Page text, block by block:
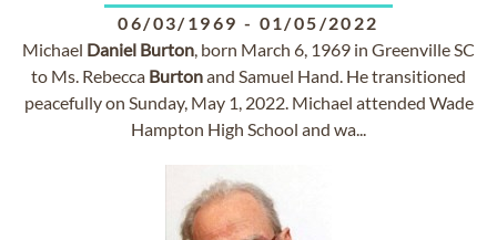
06/03/1969 - 01/05/2022
Michael Daniel Burton, born March 6, 1969 in Greenville SC
to Ms. Rebecca Burtonand Samuel Hand. He transitioned
peacefully on Sunday, May 1, 2022. Michael attended Wade
Hampton High School and wa...